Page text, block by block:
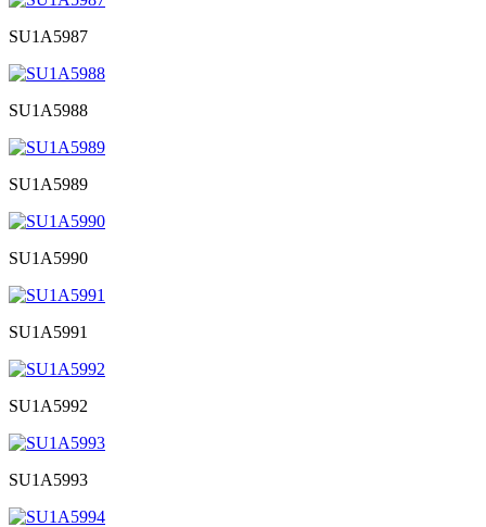
SU1A5987
SU1A5988
SU1A5989
SU1A5990
SU1A5991
SU1A5992
SU1A5993